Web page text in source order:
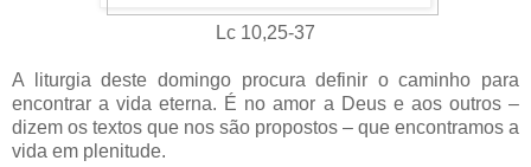
Lc 10,25-37
A liturgia deste domingo procura definir o caminho para
encontrar a vida eterna. É no amor a Deus e aos outros –
dizem os textos que nos são propostos – que encontramos a
vida em plenitude.